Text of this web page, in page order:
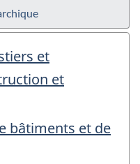
et
et
bâtiments et de